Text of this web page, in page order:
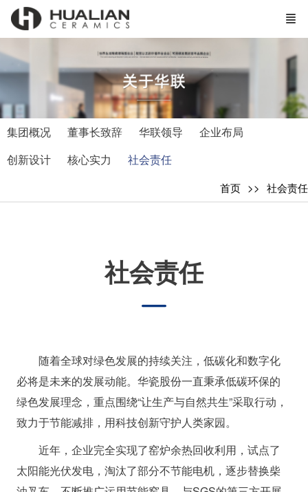
集团概况 董事长致辞 华联领导
企业布局
创新设计
核心实力 社会责任
首页 社会责任
社会责任
随着全球对绿色发展的持续关注，低碳化和数字化
必将是未来的发展动能。华瓷股份一直秉承低碳环保的
绿色发展理念，重点围绕“让生产与自然共生”采取行动，
致力于节能减排，用科技创新守护人类家园。
近年，企业完全实现了窑炉余热回收利用，试点了
太阳能光伏发电，淘汰了部分不节能电机，逐步替换柴